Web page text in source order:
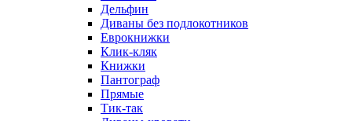
Дельфин
Диваны без подлокотников
Еврокнижки
Клик-кляк
Книжки
Пантограф
Прямые
Тик-так